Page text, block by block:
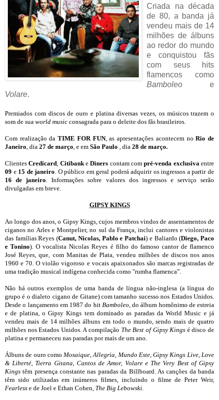
Criada na década
de 80, a banda já
vendeu mais de 14
milhões de álbuns
ao redor do mundo
e conquistou fãs
com seus hits
flamencos como
Bamboleo e
Volare.
Premiados com discos de ouro e platina diversas vezes, os músicos trazem o
som de sua world music consagrada para o deleite dos fãs brasileiros.
Com realização daTIME FOR FUN, as apresentações acontecem noRio de
Janeiro , dia 27 de março , e em São Paulo , dia 28 de março.
ClientesCredicard CitibankeDiners contam compré-venda exclusiva entre
09 e 15 de janeiro . O público em geral poderá adquirir os ingressos a partir de
16 de janeiro . Informações sobre valores dos ingressos e serviço serão
divulgadas em breve.
GIPSY KINGS
Ao longo dos anos, o Gipsy Kings, cujos membros vindos de assentamentos de
ciganos no Arles e Montpelier, no sul da França, inclui cantores e violonistas
das famílias Reyes (Canut, Nicolas, Pablo e Patchai) e Baliardo (Diego, Paco
e Tonino). O vocalista Nicolas Reyes é filho do famoso cantor de flamenco
José Reyes, que, com Manitas de Plata, vendeu milhões de discos nos anos
1960 e 70. O violão vigoroso e vocais apaixonados são marcas registradas de
uma tradição musical indígena conhecida como "rumba flamenca”.
Não há outros exemplos de uma banda de língua não-inglesa (a língua do
grupo é o dialeto cigano de Gitane) com tamanho sucesso nos Estados Unidos.
Desde o lançamento em 1987 do hit Bamboleo , do álbum homônimo de estreia
e de platina, o Gipsy Kings tem dominado as paradas da World Music e já
vendeu mais de 14 milhões álbuns em todo o mundo, sendo mais de quatro
milhões nos Estados Unidos. A compilação The Best of Gipsy Kings é disco de
platina e permaneceu nas paradas por mais de um ano.
Álbuns de ouro como Mosaique ,Allegria, Mundo Este, Gipsy Kings Live, Love
& Liberté, Tierra Gitana, Cantos de Amor, Volare e The Very Best of Gipsy
Kings têm presença constante nas paradas da Billboard. As canções da banda
têm sido utilizadas em inúmeros filmes, incluindo o filme de Peter Weir,
Fearless e de Joel e Ethan Cohen, The Big Lebowski